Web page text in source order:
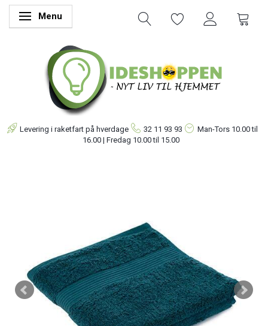
Skifte navigation
Menu
Levering i raketfart på hverdage 32 11 93 93 Man-Tors 10.00 til
16.00 | Fredag 10.00 til 15.00